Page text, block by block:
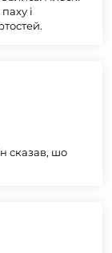
і
сказав, шо